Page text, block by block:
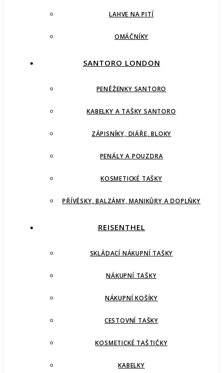
LAHVE NA PITÍ
OMÁČNÍKY
SANTORO LONDON
PENĚŽENKY SANTORO
KABELKY A TAŠKY SANTORO
ZÁPISNÍKY, DIÁŘE, BLOKY
PENÁLY A POUZDRA
KOSMETICKÉ TAŠKY
PŘÍVĚSKY, BALZÁMY, MANIKŮRY A DOPLŇKY
REISENTHEL
SKLÁDACÍ NÁKUPNÍ TAŠKY
NÁKUPNÍ TAŠKY
NÁKUPNÍ KOŠÍKY
CESTOVNÍ TAŠKY
KOSMETICKÉ TAŠTIČKY
KABELKY